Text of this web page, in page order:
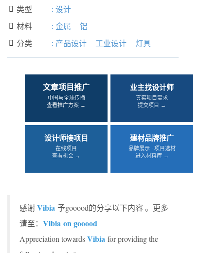
 类型 : 设计
 材料 : 金属 铝
 分类 : 产品设计 工业设计 灯具
文章项目推广
中国与全球传播
查看推广方案 →
业主找设计师
真实项目需求
提交项目 →
设计师接项目
在线项目
查看机会 →
建材品牌推广
品牌展示 · 项目选材
进入材料库 →
感谢Vibia 予gooood的分享以下内容 。更多
请至： Vibia on gooood
Appreciation towardsVibia for providing the